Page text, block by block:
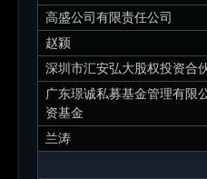
高盛公司有限责任公司
赵颍
深圳市汇安弘大股权投资合
广东璟诚私募基金管理有限
资基金
兰涛